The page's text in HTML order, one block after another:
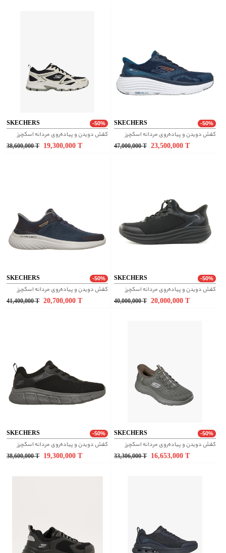
SKECHERS -50%
کفش دویدن و پیاده‌روی مردانه اسکچرز
38,600,000 T 19,300,000
SKECHERS -50%
کفش دویدن و پیاده‌روی مردانه اسکچرز
47,000,000 T 23,500,000
SKECHERS -50%
کفش دویدن و پیاده‌روی مردانه اسکچرز
41,400,000 T 20,700,000
SKECHERS -50%
کفش دویدن و پیاده‌روی مردانه اسکچرز
40,000,000 T 20,000,000
SKECHERS -50%
کفش دویدن و پیاده‌روی مردانه اسکچرز
38,600,000 T 19,300,000
SKECHERS -50%
کفش دویدن و پیاده‌روی مردانه اسکچرز
33,306,000 T 16,653,000